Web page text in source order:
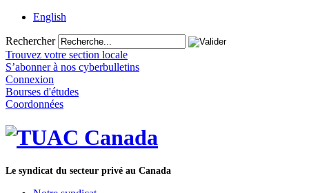
English
Rechercher
Trouvez votre section locale
S’abonner à nos cyberbulletins
Connexion
Bourses d'études
Coordonnées
Le syndicat du secteur privé au Canada